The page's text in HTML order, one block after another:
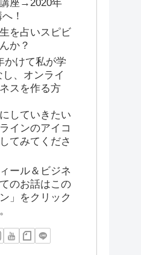
座→2020年
！
を占いスピビ
か？
かけて私が学
し、オンライ
スを作る方
していきたい
インのアイコ
てみてくださ
ール＆ビジネ
のお話はこの
」をクリック